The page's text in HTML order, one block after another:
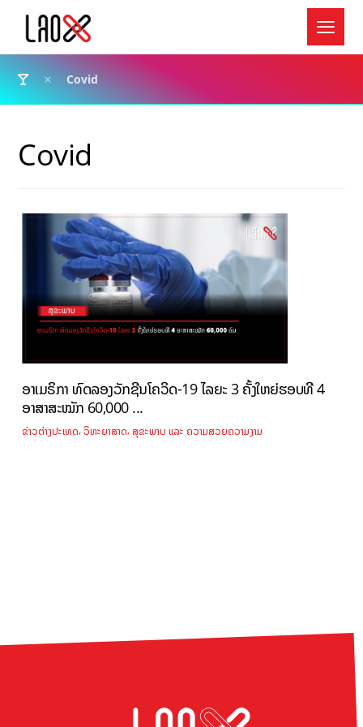
Covid
Covid
ອາເມຣິກາ ທົດລອງວັກຊີນໂຄວິດ-19 ໄລຍະ 3 ຄັ້ງໃຫຍ່ຮອບທີ 4
ອາສາສະໝັກ 60,000 ...
ຂ່າວຕ່າງປະເທດ, ວິທະຍາສາດ, ສຸຂະພາບ ແລະ ຄວາມສວຍຄວາມງາມ